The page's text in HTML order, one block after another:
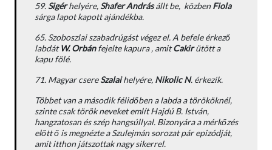
59.Sigérhelyére,Shafer Andrásállt be, közbenFiola
sárga lapot kapott ajándékba.
65. Szoboszlai szabadrúgást végez el. A befele érkező
labdátW. Orbánfejelte kapura , amitCakirütött a
kapu fölé.
71. Magyar csereSzalaihelyére, Nikolic N. érkezik.
Többet van a második félidőben a labda a törököknél,
szinte csak török neveket említ Hajdú B. István,
hangzatosan és szép hangsúllyal. Bizonyára a mérkőzés
előtt ő is megnézte a Szulejmán sorozat pár epizódját,
amit itthon játszottak nagy sikerrel.